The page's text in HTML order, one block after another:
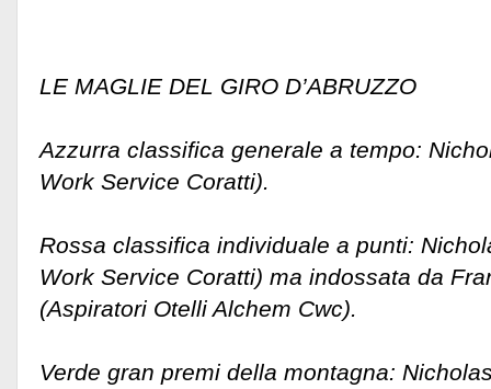
LE MAGLIE DEL GIRO D’ABRUZZO
Azzurra classifica generale a tempo:
Work Service Coratti).
Rossa classifica individuale a punti:
Work Service Coratti) ma indossata da
(Aspiratori Otelli Alchem Cwc).
Verde gran premi della montagna: